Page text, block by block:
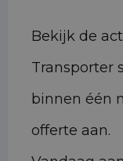
Bekijk de
Transporter
binnen één
offerte aan.